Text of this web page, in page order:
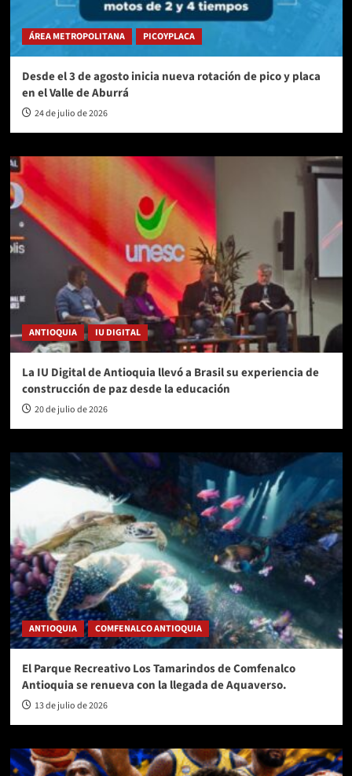
ÁREA METROPOLITANA PICOYPLACA
Desde el 3 de agosto inicia nueva rotación de pico y placa
en el Valle de Aburrá
24 de julio de 2026
ANTIOQUIA IU DIGITAL
La IU Digital de Antioquia llevó a Brasil su experiencia de
construcción de paz desde la educación
20 de julio de 2026
ANTIOQUIA COMFENALCO ANTIOQUIA
El Parque Recreativo Los Tamarindos de Comfenalco
Antioquia se renueva con la llegada de Aquaverso.
13 de julio de 2026